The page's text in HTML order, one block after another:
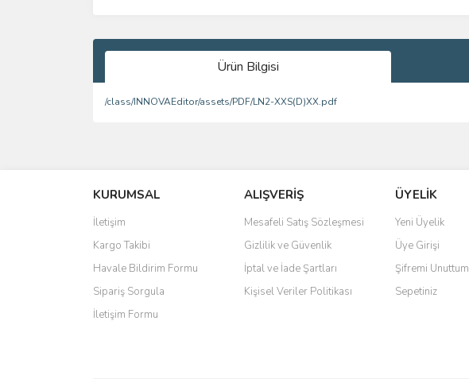
Ürün Bilgisi
/class/INNOVAEditor/assets/PDF/LN2-XXS(D)XX.pdf
Ürün resmi kalitesiz, bozuk veya görüntülenemiyor.
Ürün açıklamasında eksik bilgiler bulunuyor.
Ürün bilgilerinde hatalar bulunuyor.
Ürün fiyatı diğer sitelerden daha pahalı.
Bu ürüne benzer farklı alternatifler olmalı.
KURUMSAL
İletişim
Kargo Takibi
Havale Bildirim Formu
Sipariş Sorgula
İletişim Formu
ALIŞVERİŞ
Mesafeli Satış Sözleşmesi
Gizlilik ve Güvenlik
İptal ve İade Şartları
Kişisel Veriler Politikası
ÜYELİK
Yeni Üyelik
Üye Girişi
Şifremi Unuttum
Sepetiniz